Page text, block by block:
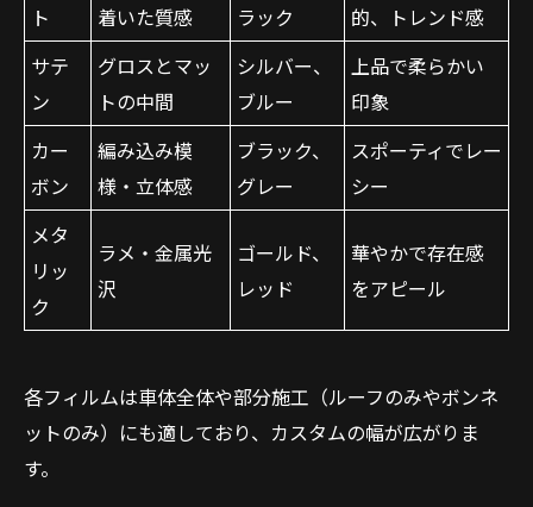
ト
着いた質感
ラック
的、トレンド感
サテ
ン
グロスとマッ
トの中間
シルバー、
ブルー
上品で柔らかい
印象
カー
ボン
編み込み模
様・立体感
ブラック、
グレー
スポーティでレー
シー
メタ
リッ
ク
ラメ・金属光
沢
ゴールド、
レッド
華やかで存在感
をアピール
各フィルムは車体全体や部分施工（ルーフのみやボンネ
ットのみ）にも適しており、カスタムの幅が広がりま
す。